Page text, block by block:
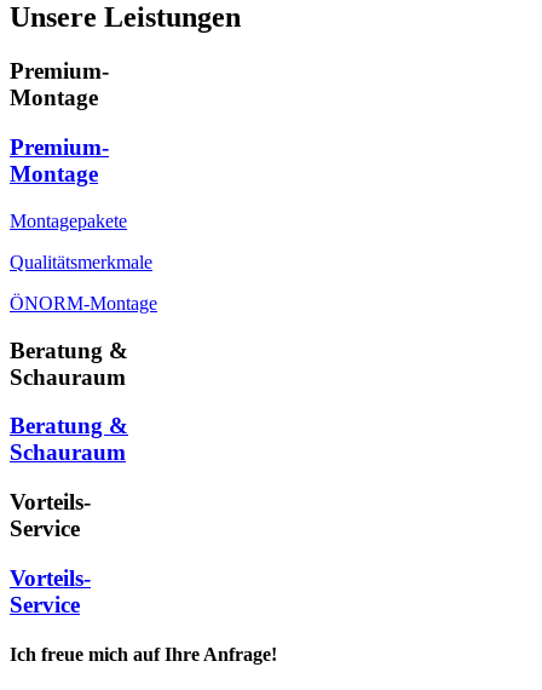
Unsere Leistungen
Premium-
Montage
Premium-
Montage
Montagepakete
Qualitätsmerkmale
ÖNORM-Montage
Beratung &
Schauraum
Beratung &
Schauraum
Vorteils-
Service
Vorteils-
Service
Ich freue mich auf Ihre Anfrage!